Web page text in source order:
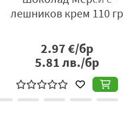
богат и кремообразен.
сладост, които
желание.
ВMerci Petits
откриете бонбони с
лешников крем 110 гр
2.97€/бр
5.81лв./бр